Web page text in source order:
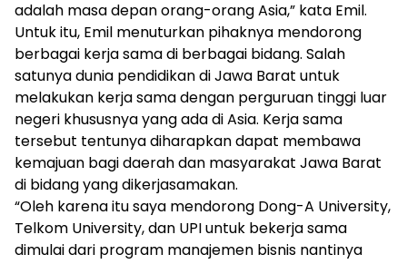
adalah masa depan orang-orang Asia,” kata Emil.
Untuk itu, Emil menuturkan pihaknya mendorong
berbagai kerja sama di berbagai bidang. Salah
satunya dunia pendidikan di Jawa Barat untuk
melakukan kerja sama dengan perguruan tinggi luar
negeri khususnya yang ada di Asia. Kerja sama
tersebut tentunya diharapkan dapat membawa
kemajuan bagi daerah dan masyarakat Jawa Barat
di bidang yang dikerjasamakan.
“Oleh karena itu saya mendorong Dong-A University,
Telkom University, dan UPI untuk bekerja sama
dimulai dari program manajemen bisnis nantinya